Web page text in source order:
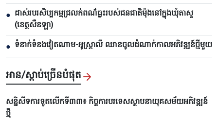
● ដាស់របរសិប្បកម្មជ្រលក់ពណ៌ធ្លះរបស់ជនជាតិម៉ុងនៅក្នុងឃុំតាសួ
(ខេត្តសឺនឡា)
● ទំនាក់ទំនងវៀតណាម-អូស្ត្រាលី ឈាន​ចូលដំណាក់កាលអភិវឌ្ឍន៍ថ្មីមួយ
អាន/ស្តាប់ច្រើនបំផុត
សន្និសីទការទូតលើកទី៣៣៖ កិច្ចការបរទេសស្ថាបនាយុគសម័យអភិវឌ្ឍន៍
ថ្មី